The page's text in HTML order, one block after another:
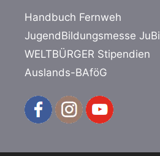
Handbuch Fernweh
JugendBildungsmesse JuBi
WELTBÜRGER Stipendien
Auslands-BAföG